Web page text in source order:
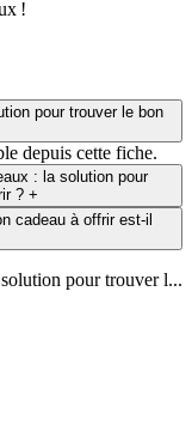
!
pour trouver le bon
depuis cette fiche.
: la solution pour
? +
cadeau à offrir est-il
pour trouver l...